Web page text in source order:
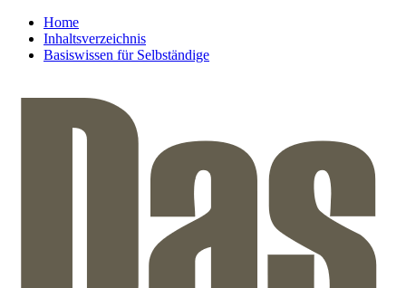
Home
Inhaltsverzeichnis
Basiswissen für Selbständige